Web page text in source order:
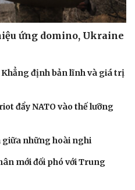
ứng domino, Ukraine
Khẳng định bản lĩnh và giá trị
đẩy NATO vào thế lưỡng
giữa những hoài nghi
mới đối phó với Trung